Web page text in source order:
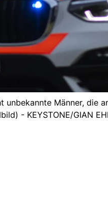
unbekannte Männer, die
- KEYSTONE/GIAN